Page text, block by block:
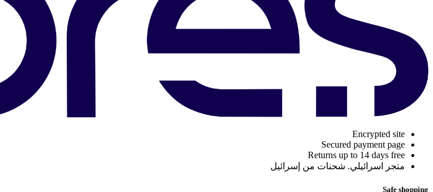
Encrypted site
Secured payment page
Returns up to 14 days free
متجر اسرائيلي. شحنات من إسرائيل
Safe shopping